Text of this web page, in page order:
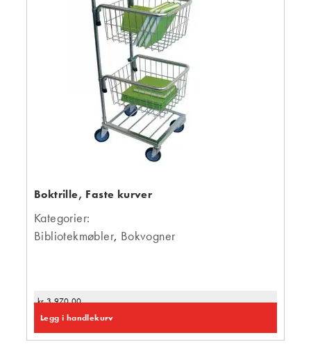
Boktrille, Faste kurver
Kategorier:
Bibliotekmøbler, Bokvogner
kr3 970,00
Legg i handlekurv